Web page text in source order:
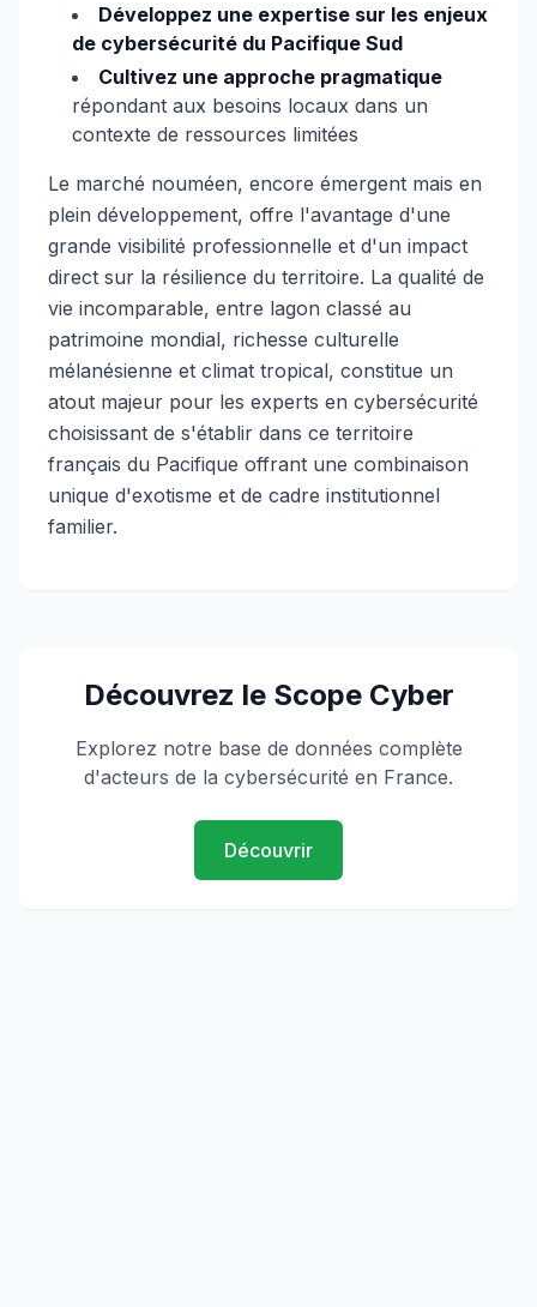
Développez une expertise sur les enjeux
de cybersécurité du Pacifique Sud
Cultivez une approche pragmatique
répondant aux besoins locaux dans un
contexte de ressources limitées
Le marché nouméen, encore émergent mais en
plein développement, offre l'avantage d'une
grande visibilité professionnelle et d'un impact
direct sur la résilience du territoire. La qualité de
vie incomparable, entre lagon classé au
patrimoine mondial, richesse culturelle
mélanésienne et climat tropical, constitue un
atout majeur pour les experts en cybersécurité
choisissant de s'établir dans ce territoire
français du Pacifique offrant une combinaison
unique d'exotisme et de cadre institutionnel
familier.
Découvrez le Scope Cyber
Explorez notre base de données complète
d'acteurs de la cybersécurité en France.
Découvrir